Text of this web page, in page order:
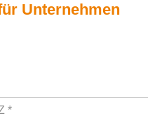
Unternehmen